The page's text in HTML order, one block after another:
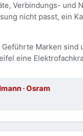
Verbindungs- und
nicht passt, ein
Marken sind
eine
· Osram